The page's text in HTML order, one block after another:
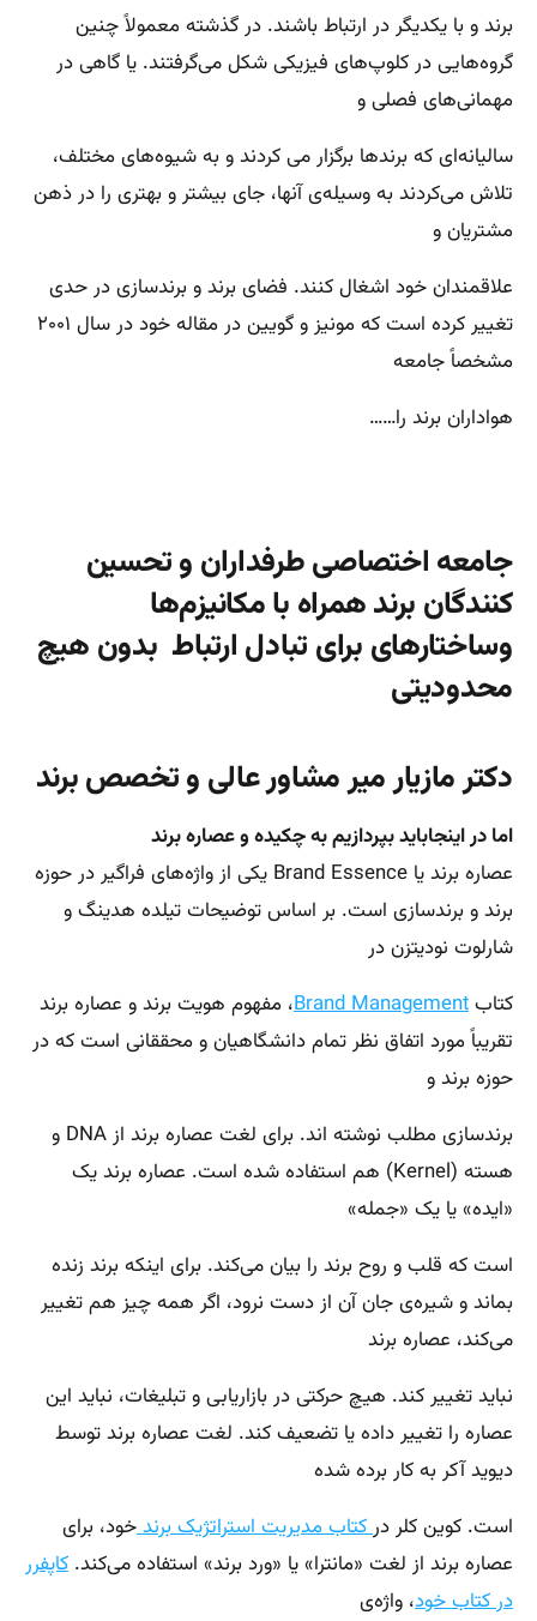
برند و با یکدیگر در ارتباط باشند. در گذشته معمولاً چنین
گروه‌هایی در کلوپ‌های فیزیکی شکل می‌گرفتند. یا گاهی در
مهمانی‌های فصلی و
سالیانه‌ای که برندها برگزار می کردند و به شیوه‌های مختلف،
تلاش می‌کردند به وسیله‌ی آنها، جای بیشتر و بهتری را در ذهن
مشتریان و
علاقمندان خود اشغال کنند. فضای برند و برندسازی در حدی
تغییر کرده است که مونیز و گویین در مقاله خود در سال ۲۰۰۱
مشخصاً جامعه‌
هواداران برند را……
جامعه اختصاصی طرفداران و تحسین
کنندگان برند همراه با مکانیزم‌ها
وساختارهای برای تبادل ارتباط بدون هیچ
محدودیتی
دکتر مازیار میر مشاور عالی و تخصص برند
اما در اینجاباید بپردازیم به چکیده و عصاره برند
عصاره برند یا Brand Essence یکی از واژه‌های فراگیر در حوزه
برند و برندسازی است. بر اساس توضیحات تیلده هدینگ و
شارلوت نودیتزن در
کتابBrand Management، مفهوم هویت برند و عصاره برند
تقریباً مورد اتفاق نظر تمام دانشگاهیان و محققانی است که در
حوزه برند و
برندسازی مطلب نوشته اند. برای لغت عصاره برند از DNA و
هسته (Kernel) هم استفاده شده است. عصاره برند یک
«ایده» یا یک «جمله»
است که قلب و روح برند را بیان می‌کند. برای اینکه برند زنده
بماند و شیره‌ی جان آن از دست نرود، اگر همه چیز هم تغییر
می‌کند، عصاره برند
نباید تغییر کند. هیچ حرکتی در بازاریابی و تبلیغات، نباید این
عصاره را تغییر داده یا تضعیف کند. لغت عصاره برند توسط
دیوید آکر به کار برده شده
است. کوین کلر درکتاب مدیریت استراتژیک برندخود،‌ برای
عصاره برند از لغت «مانترا» یا «ورد برند» استفاده می‌کند. کاپفرر
در کتاب خود، واژه‌ی